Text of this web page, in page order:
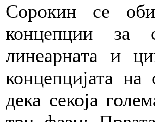
Сорокин се
концепции за
линеарната и
концепцијата на
дека секоја